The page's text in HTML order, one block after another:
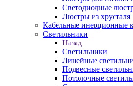
Cветодиодные
Люстры из хрусталя
Кабельные инерционные
Светильники
Назад
Светильники
Линейные
Подвесные
Потолочные